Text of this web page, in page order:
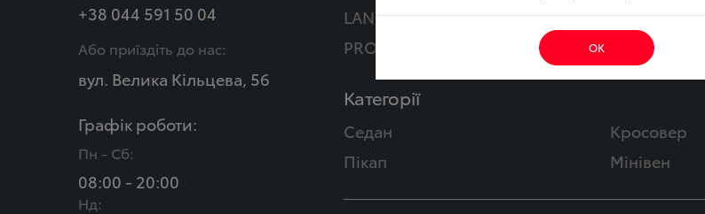
+38 044 591 50 04
Або приїздіть до нас:
вул. Велика Кільцева, 56
Графік роботи:
Пн - Сб:
08:00 - 20:00
Нд:
LAND CRUISER
HILUX
PROACE CITY
Категорії
Седан Кросовер
Пікап
Мінівен
ОК